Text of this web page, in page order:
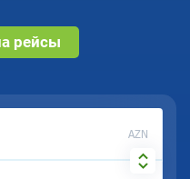
рейсы
AZN